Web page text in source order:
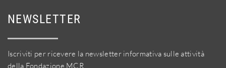
NEWSLETTER
Iscriviti per ricevere la newsletter informativa sulle attività
della Fondazione MCR